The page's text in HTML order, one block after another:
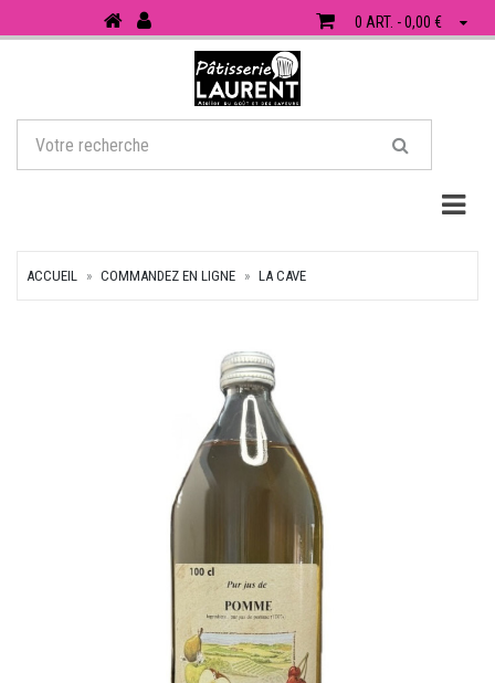
0 ART. - 0,00 €
ACCUEIL COMMANDEZ EN LIGNE LA CAVE